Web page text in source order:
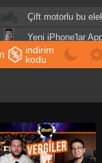
indirim
kodu